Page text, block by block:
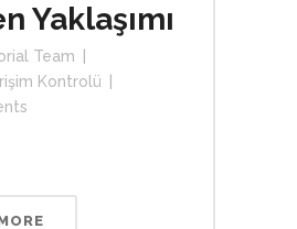
Yaklaşımı
Team
Kontrolü